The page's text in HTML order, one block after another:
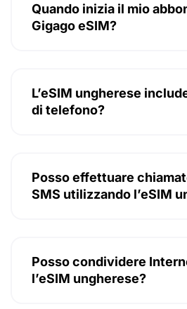
Quando inizia il mio
Gigago eSIM?
L’eSIM ungherese
di telefono?
Posso effettuare
SMS utilizzando l’eSIM
Posso condividere
l’eSIM ungherese?